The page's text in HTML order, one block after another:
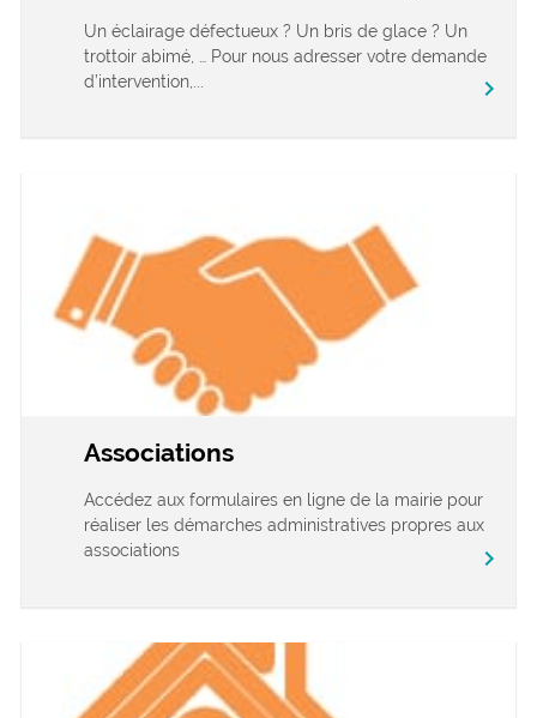
Un éclairage défectueux ? Un bris de glace ? Un
trottoir abimé, … Pour nous adresser votre demande
d’intervention,...
chevron_right
Associations
Accédez aux formulaires en ligne de la mairie pour
réaliser les démarches administratives propres aux
associations
chevron_right